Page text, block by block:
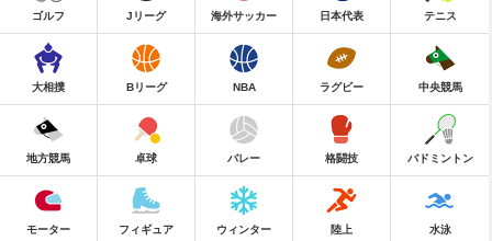
ゴルフ Jリーグ 海外サッカー 日本代表 テニス
大相撲 Bリーグ NBA ラグビー 中央競馬
地方競馬 卓球 バレー 格闘技 バドミントン
モーター フィギュア ウィンター 陸上 水泳